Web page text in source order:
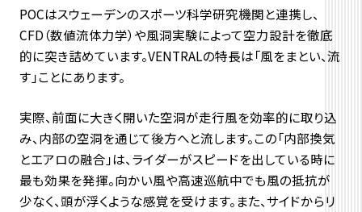
POCはスウェーデンのスポーツ科学研究機関と連携し、
CFD（数値流体力学）や風洞実験によって空力設計を徹底
的に突き詰めています。VENTRALの特長は「風をまとい、流
す」ことにあります。
実際、前面に大きく開いた空洞が走行風を効率的に取り込
み、内部の空洞を通じて後方へと流します。この「内部換気
とエアロの融合」は、ライダーがスピードを出している時に
最も効果を発揮。向かい風や高速巡航中でも風の抵抗が
少なく、頭が浮くような感覚を受けます。また、サイドからリ